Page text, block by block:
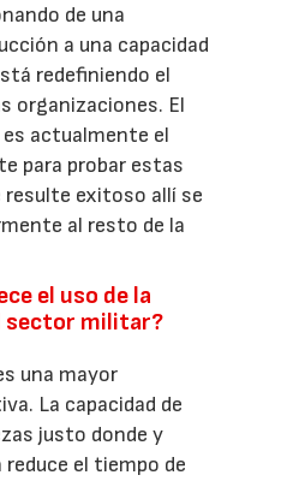
de una
a una capacidad
redefiniendo el
organizaciones. El
actualmente el
para probar estas
exitoso allí se
al resto de la
el uso de la
sector militar?
una mayor
La capacidad de
justo donde y
el tiempo de